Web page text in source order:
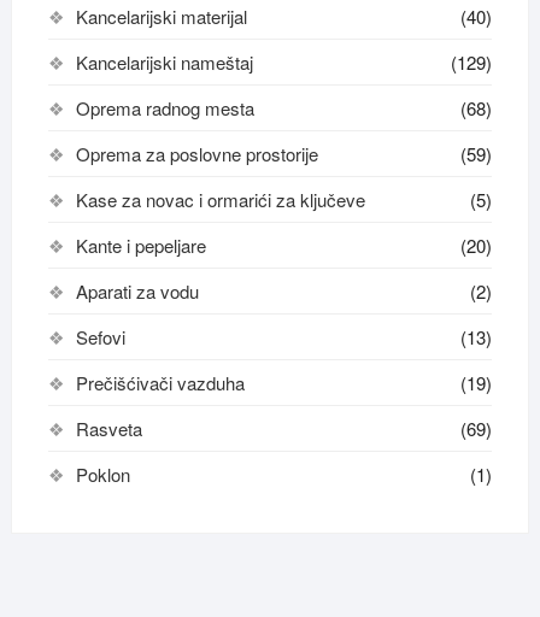
Kancelarijski materijal
(40)
Kancelarijski nameštaj
(129)
Oprema radnog mesta
(68)
Oprema za poslovne prostorije
(59)
Kase za novac i ormarići za ključeve
(5)
Kante i pepeljare
(20)
Aparati za vodu
(2)
Sefovi
(13)
Prečišćivači vazduha
(19)
Rasveta
(69)
Poklon
(1)